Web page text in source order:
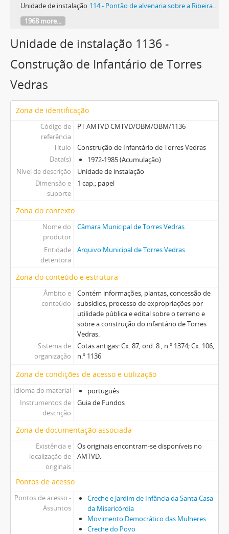
Unidade de instalação 114 - Pontão de alvenaria sobre a Ribeira do Pisão, na Estrada Municipal do Ramalhal a Vila Facaia
1968 more...
Unidade de instalação 1136 -
Construção de Infantário de Torres
Vedras
Zona de identificação
Código de
referência
PT AMTVD CMTVD/OBM/OBM/1136
Título
Construção de Infantário de Torres Vedras
Data(s)
1972-1985 (Acumulação)
Nível de descrição
Unidade de instalação
Dimensão e
suporte
1 cap.; papel
Zona do contexto
Nome do
produtor
Câmara Municipal de Torres Vedras
Entidade
detentora
Arquivo Municipal de Torres Vedras
Zona do conteúdo e estrutura
Âmbito e
conteúdo
Contém informações, plantas, concessão de
subsídios, processo de expropriações por
utilidade pública e edital sobre o terreno e
sobre a construção do infantário de Torres
Vedras.
Sistema de
organização
Cotas antigas: Cx. 87, ord. 8 , n.º 1374; Cx. 106,
n.º 1136
Zona de condições de acesso e utilização
Idioma do material
português
Instrumentos de
descrição
Guia de Fundos
Zona de documentação associada
Existência e
localização de
originais
Os originais encontram-se disponíveis no
AMTVD.
Pontos de acesso
Pontos de acesso -
Assuntos
Creche e Jardim de Infância da Santa Casa
da Misericórdia
Movimento Democrático das Mulheres
Creche do Povo